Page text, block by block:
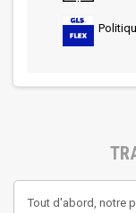
Tout d'abord, notre